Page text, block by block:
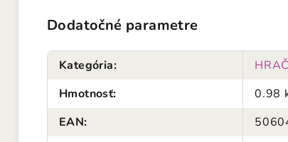
Dodatočné parametre
Kategória:
Hmotnosť:
0.98
EAN: